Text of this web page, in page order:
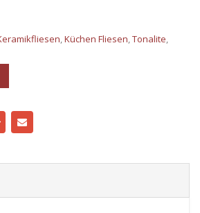
Küchen Fliesen Tonalite